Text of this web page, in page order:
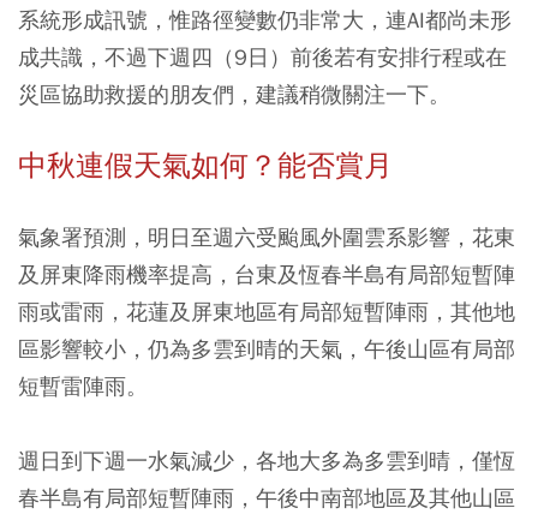
系統形成訊號，惟路徑變數仍非常大，連AI都尚未形
成共識，不過下週四（9日）前後若有安排行程或在
災區協助救援的朋友們，建議稍微關注一下。
中秋連假天氣如何？能否賞月
氣象署預測，明日至週六受颱風外圍雲系影響，花東
及屏東降雨機率提高，台東及恆春半島有局部短暫陣
雨或雷雨，花蓮及屏東地區有局部短暫陣雨，其他地
區影響較小，仍為多雲到晴的天氣，午後山區有局部
短暫雷陣雨。
週日到下週一水氣減少，各地大多為多雲到晴，僅恆
春半島有局部短暫陣雨，午後中南部地區及其他山區